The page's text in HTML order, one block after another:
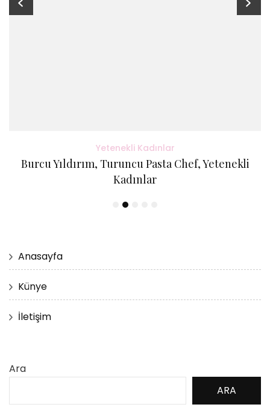
Yetenekli Kadınlar
Burcu Yıldırım, Turuncu Pasta Chef, Yetenekli
Kadınlar
Anasayfa
Künye
İletişim
Ara
ARA